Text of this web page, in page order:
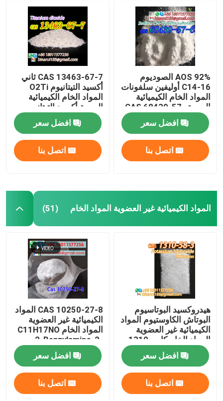
AOS 92% الصوديوم
C14-16 أوليفين سلفونات
المواد الخام الكيميائية
اليومية CAS 68439-57-
6
افضل سعر
اتصل بنا
CAS 13463-67-7 ثاني
أكسيد التيتانيوم O2Ti
المواد الخام الكيميائية
اليومية أكسيد التيتانيوم
مسحوق أبيض
افضل سعر
اتصل بنا
المواد الكيميائية غير العضوية المواد الخام (51)
هيدروكسيد البوتاسيوم
البوتاش الكاوستيوم المواد
الكيميائية غير العضوية
58-3
افضل سعر
اتصل بنا
CAS 10250-27-8 المواد
الكيميائية غير العضوية
المواد الخام C11H17NO
2-Benzylamino-2-
Methyl-1-Propanol
افضل سعر
اتصل بنا